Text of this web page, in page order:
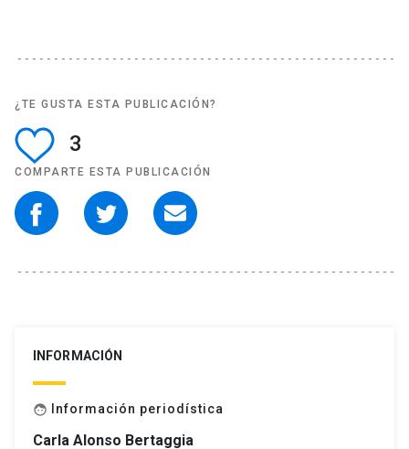
¿TE GUSTA ESTA PUBLICACIÓN?
3
COMPARTE ESTA PUBLICACIÓN
INFORMACIÓN
face Información periodística
Carla Alonso Bertaggia